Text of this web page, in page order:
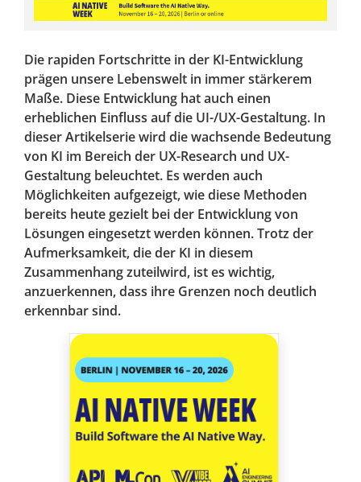
Die rapiden Fortschritte in der KI-Entwicklung
prägen unsere Lebenswelt in immer stärkerem
Maße. Diese Entwicklung hat auch einen
erheblichen Einfluss auf die UI-/UX-Gestaltung. In
dieser Artikelserie wird die wachsende Bedeutung
von KI im Bereich der UX-Research und UX-
Gestaltung beleuchtet. Es werden auch
Möglichkeiten aufgezeigt, wie diese Methoden
bereits heute gezielt bei der Entwicklung von
Lösungen eingesetzt werden können. Trotz der
Aufmerksamkeit, die der KI in diesem
Zusammenhang zuteilwird, ist es wichtig,
anzuerkennen, dass ihre Grenzen noch deutlich
erkennbar sind.